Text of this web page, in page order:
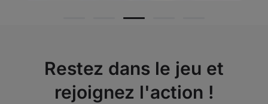
Restez dans le jeu et
rejoignez l'action !